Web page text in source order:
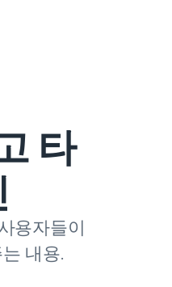
타
용자들이
내용.